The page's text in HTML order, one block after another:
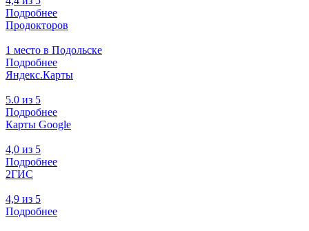
Подробнее
Продокторов
1 место в Подольске
Подробнее
Яндекс.Карты
5.0 из 5
Подробнее
Карты Google
4,0 из 5
Подробнее
2ГИС
4,9 из 5
Подробнее